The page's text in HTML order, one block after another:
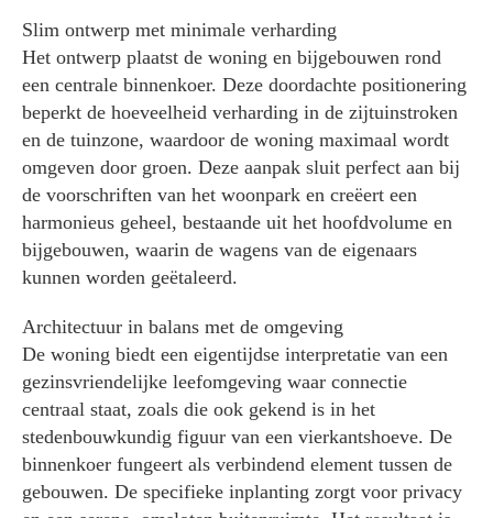
Slim ontwerp met minimale verharding
Het ontwerp plaatst de woning en bijgebouwen rond
een centrale binnenkoer. Deze doordachte positionering
beperkt de hoeveelheid verharding in de zijtuinstroken
en de tuinzone, waardoor de woning maximaal wordt
omgeven door groen. Deze aanpak sluit perfect aan bij
de voorschriften van het woonpark en creëert een
harmonieus geheel, bestaande uit het hoofdvolume en
bijgebouwen, waarin de wagens van de eigenaars
kunnen worden geëtaleerd.
Architectuur in balans met de omgeving
De woning biedt een eigentijdse interpretatie van een
gezinsvriendelijke leefomgeving waar connectie
centraal staat, zoals die ook gekend is in het
stedenbouwkundig figuur van een vierkantshoeve. De
binnenkoer fungeert als verbindend element tussen de
gebouwen. De specifieke inplanting zorgt voor privacy